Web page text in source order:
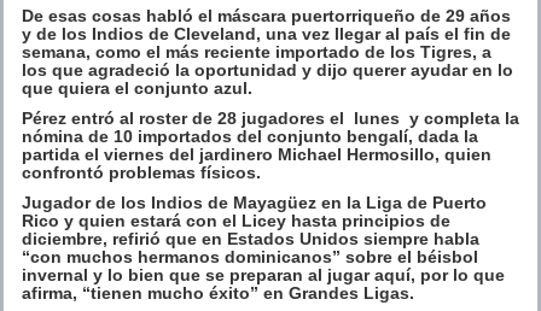
De esas cosas habló el máscara puertorriqueño de 29 años
y de los Indios de Cleveland, una vez llegar al país el fin de
semana, como el más reciente importado de los Tigres, a
los que agradeció la oportunidad y dijo querer ayudar en lo
que quiera el conjunto azul.
Pérez entró al roster de 28 jugadores el lunes y completa la
nómina de 10 importados del conjunto bengalí, dada la
partida el viernes del jardinero Michael Hermosillo, quien
confrontó problemas físicos.
Jugador de los Indios de Mayagüez en la Liga de Puerto
Rico y quien estará con el Licey hasta principios de
diciembre, refirió que en Estados Unidos siempre habla
“con muchos hermanos dominicanos” sobre el béisbol
invernal y lo bien que se preparan al jugar aquí, por lo que
afirma, “tienen mucho éxito” en Grandes Ligas.